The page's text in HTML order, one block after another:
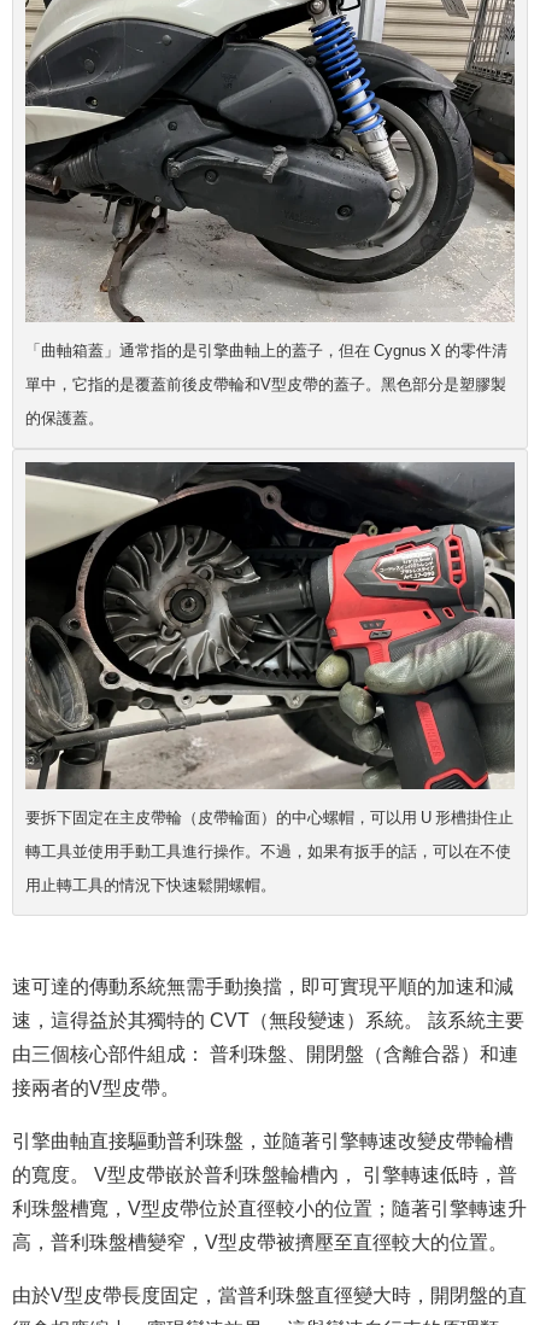
「曲軸箱蓋」通常指的是引擎曲軸上的蓋子，但在 Cygnus X 的零件清
單中，它指的是覆蓋前後皮帶輪和V型皮帶的蓋子。黑色部分是塑膠製
的保護蓋。
要拆下固定在主皮帶輪（皮帶輪面）的中心螺帽，可以用 U 形槽掛住止
轉工具並使用手動工具進行操作。不過，如果有扳手的話，可以在不使
用止轉工具的情況下快速鬆開螺帽。
速可達的傳動系統無需手動換擋，即可實現平順的加速和減
速，這得益於其獨特的 CVT（無段變速）系統。 該系統主要
由三個核心部件組成： 普利珠盤、開閉盤（含離合器）和連
接兩者的V型皮帶。
引擎曲軸直接驅動普利珠盤，並隨著引擎轉速改變皮帶輪槽
的寬度。 V型皮帶嵌於普利珠盤輪槽內， 引擎轉速低時，普
利珠盤槽寬，V型皮帶位於直徑較小的位置；隨著引擎轉速升
高，普利珠盤槽變窄，V型皮帶被擠壓至直徑較大的位置。
由於V型皮帶長度固定，當普利珠盤直徑變大時，開閉盤的直